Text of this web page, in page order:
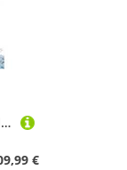
BRAST SUP-Board Shark, Aufblasbares Stand up Paddle Set, 320x81x15cm, 8 Designs, 5 Jahre Garantie, inkl. Sonderzubehör
€